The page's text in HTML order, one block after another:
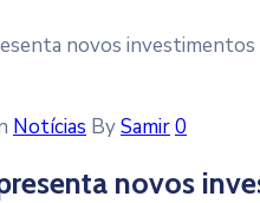
novos investimentos
Notícias BySamir0
novos